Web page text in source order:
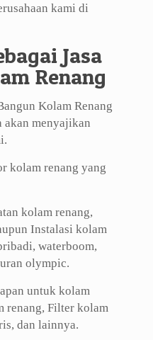
kami di
Jasa
Renang
Kolam Renang
akan menyajikan
kolam renang yang
kolam renang,
Instalasi kolam
waterboom,
olympic.
untuk kolam
renang, Filter kolam
dan lainnya.